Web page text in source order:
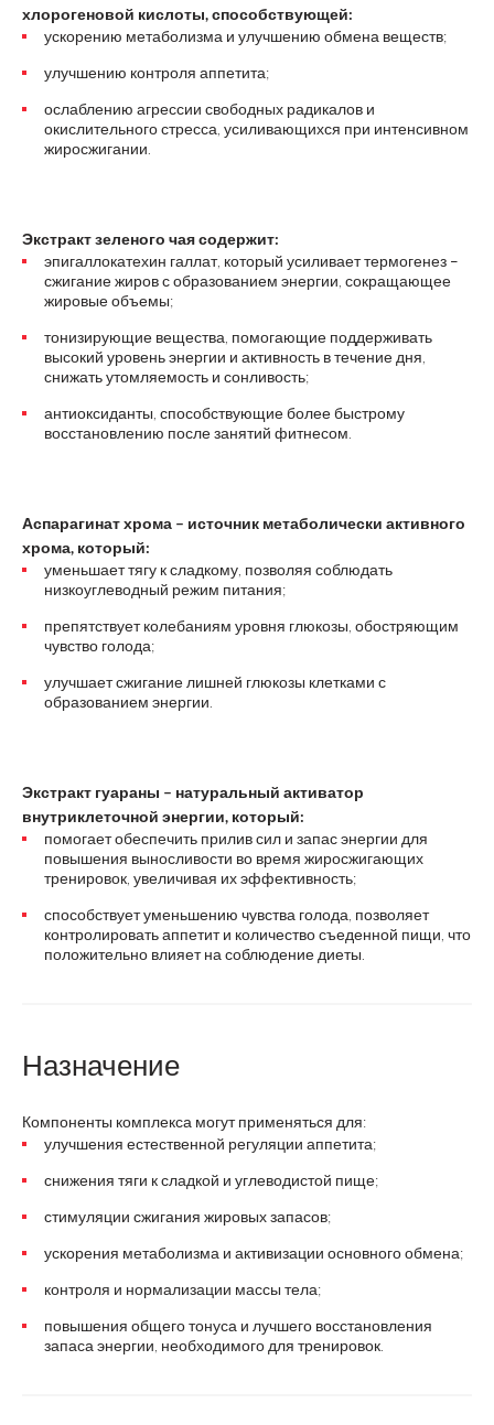
хлорогеновой кислоты, способствующей:
ускорению метаболизма и улучшению обмена веществ;
улучшению контроля аппетита;
ослаблению агрессии свободных радикалов и
окислительного стресса, усиливающихся при интенсивном
жиросжигании.
Экстракт зеленого чая содержит:
эпигаллокатехин галлат, который усиливает термогенез –
сжигание жиров с образованием энергии, сокращающее
жировые объемы;
тонизирующие вещества, помогающие поддерживать
высокий уровень энергии и активность в течение дня,
снижать утомляемость и сонливость;
антиоксиданты, способствующие более быстрому
восстановлению после занятий фитнесом.
Аспарагинат хрома – источник метаболически активного
хрома, который:
уменьшает тягу к сладкому, позволяя соблюдать
низкоуглеводный режим питания;
препятствует колебаниям уровня глюкозы, обостряющим
чувство голода;
улучшает сжигание лишней глюкозы клетками с
образованием энергии.
Экстракт гуараны – натуральный активатор
внутриклеточной энергии, который:
помогает обеспечить прилив сил и запас энергии для
повышения выносливости во время жиросжигающих
тренировок, увеличивая их эффективность;
способствует уменьшению чувства голода, позволяет
контролировать аппетит и количество съеденной пищи, что
положительно влияет на соблюдение диеты.
Назначение
Компоненты комплекса могут применяться для:
улучшения естественной регуляции аппетита;
снижения тяги к сладкой и углеводистой пище;
стимуляции сжигания жировых запасов;
ускорения метаболизма и активизации основного обмена;
контроля и нормализации массы тела;
повышения общего тонуса и лучшего восстановления
запаса энергии, необходимого для тренировок.